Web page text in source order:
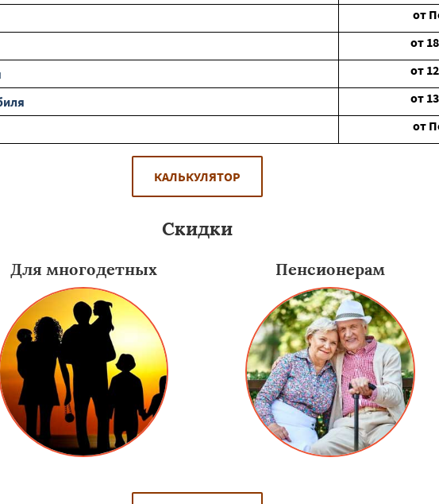
от
от
от
от
от
КАЛЬКУЛЯТОР
Скидки
Для многодетных Пенсионерам